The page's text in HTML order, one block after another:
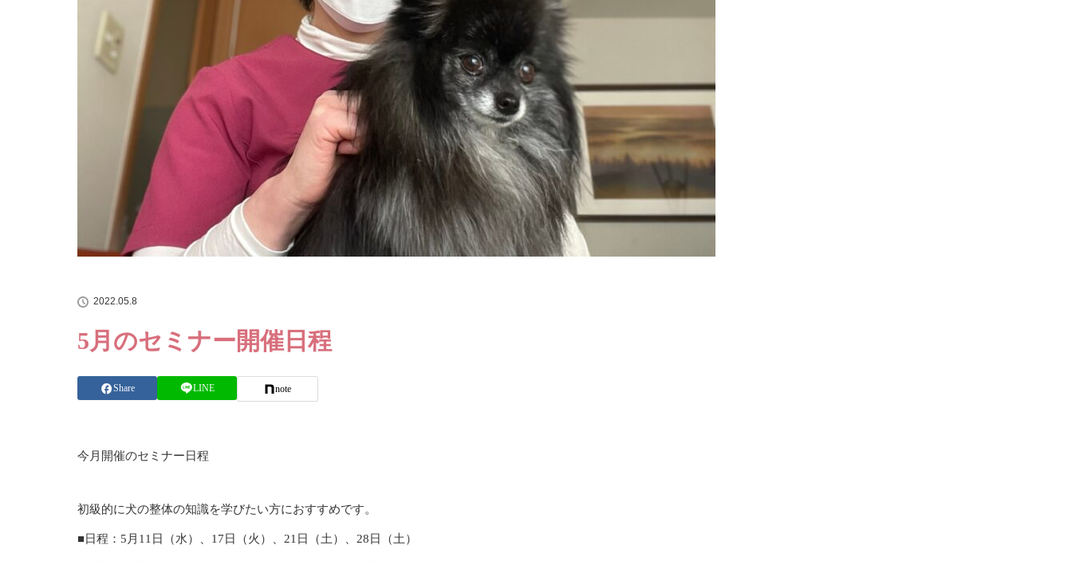
2022.05.8
5月のセミナー開催日程
Share LINE note
今月開催のセミナー日程
初級的に犬の整体の知識を学びたい方におすすめです。
■日程：5月11日（水）、17日（火）、21日（土）、28日（土）